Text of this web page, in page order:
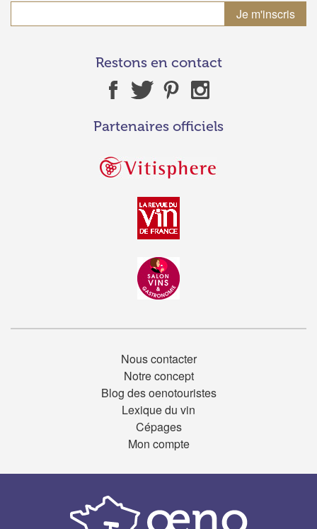
Restons en contact
Partenaires officiels
Nous contacter
Notre concept
Blog des oenotouristes
Lexique du vin
Cépages
Mon compte